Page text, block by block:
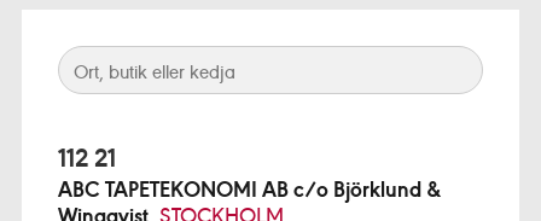
112 21
ABC TAPETEKONOMI AB c/o Björklund &
STOCKHOLM